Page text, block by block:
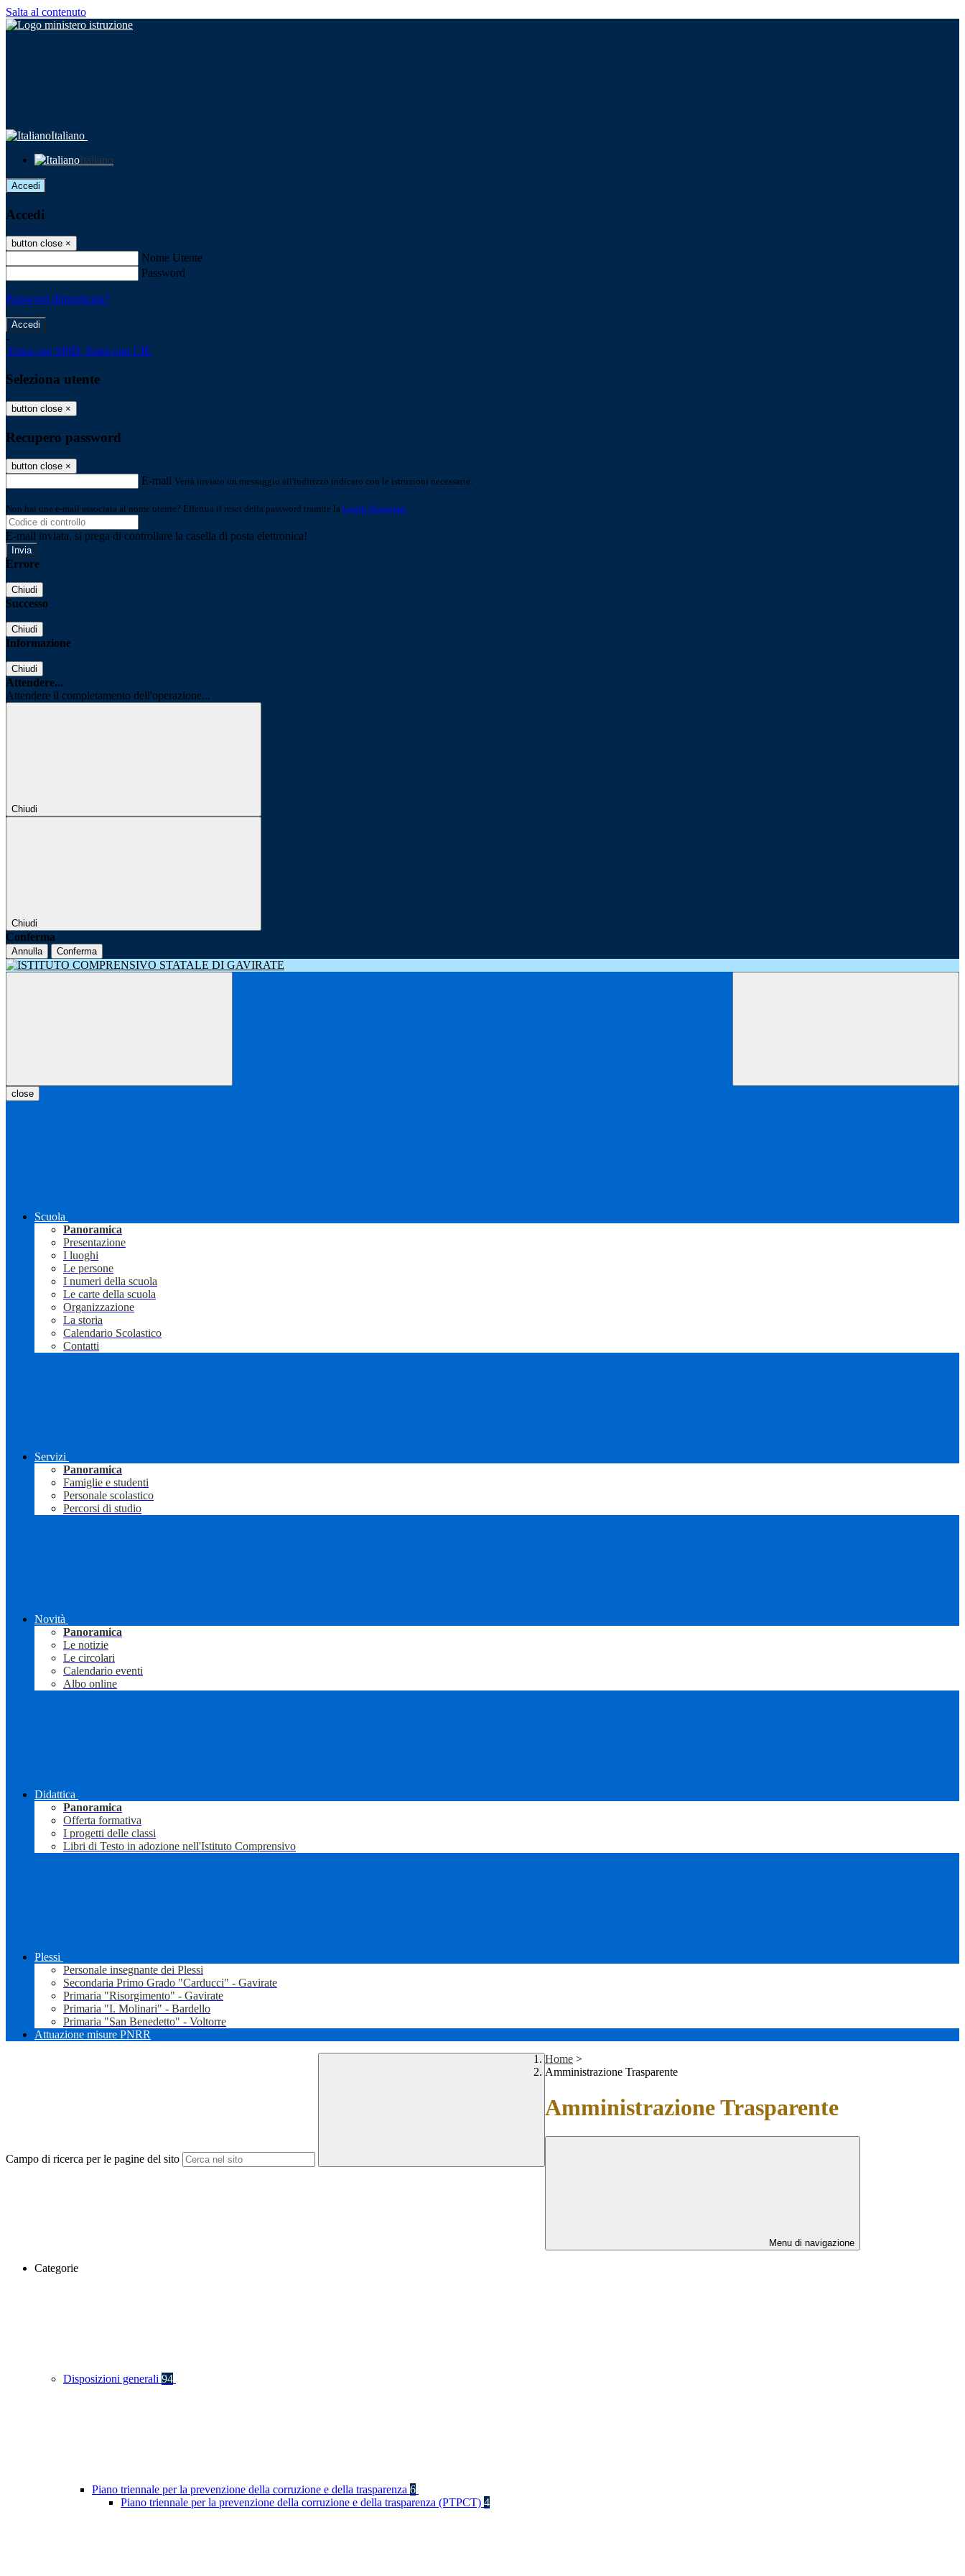
Salta al contenuto
Italiano
Italiano
Accedi
Accedi
button close ×
Nome Utente
Password
Password dimenticata?
-
Entra con SPID Entra con CIE
Seleziona utente
button close ×
Recupero password
button close ×
E-mail Verrà inviato un messaggio all'indirizzo indicato con le istruzioni necessarie.
Non hai una e-mail associata al nome utente? Effettua il reset della password tramite la Login Spaggiari
E-mail inviata, si prega di controllare la casella di posta elettronica!
Errore
Chiudi
Successo
Chiudi
Informazione
Chiudi
Attendere...
Attendere il completamento dell'operazione...
Chiudi
Chiudi
Conferma
Annulla Conferma
close
Scuola
Panoramica
Presentazione
I luoghi
Le persone
I numeri della scuola
Le carte della scuola
Organizzazione
La storia
Calendario Scolastico
Contatti
Servizi
Panoramica
Famiglie e studenti
Personale scolastico
Percorsi di studio
Novità
Panoramica
Le notizie
Le circolari
Calendario eventi
Albo online
Didattica
Panoramica
Offerta formativa
I progetti delle classi
Libri di Testo in adozione nell'Istituto Comprensivo
Plessi
Personale insegnante dei Plessi
Secondaria Primo Grado "Carducci" - Gavirate
Primaria "Risorgimento" - Gavirate
Primaria "I. Molinari" - Bardello
Primaria "San Benedetto" - Voltorre
Attuazione misure PNRR
Campo di ricerca per le pagine del sito
Home >
Amministrazione Trasparente
Amministrazione Trasparente
Menu di navigazione
Categorie
Disposizioni generali 94
Piano triennale per la prevenzione della corruzione e della trasparenza 6
Piano triennale per la prevenzione della corruzione e della trasparenza (PTPCT) 4